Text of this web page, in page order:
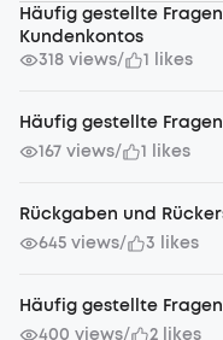
Häufig gestellte
Kundenkontos
318 views/ 1 likes
Häufig gestellte
167 views/ 1 likes
Rückgaben und
645 views/ 3 likes
Häufig gestellte
400 views/ 2 likes